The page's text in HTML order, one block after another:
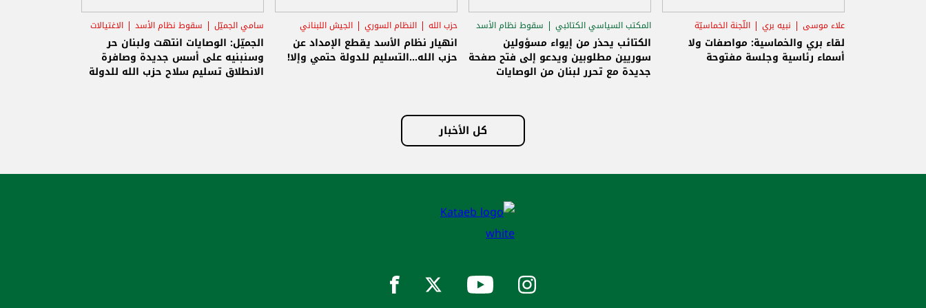
علاء موسى نبيه بري اللّجنة الخماسيّة
لقاء بري والخماسية: مواصفات ولا
أسماء رئاسية وجلسة مفتوحة
المكتب السياسي الكتائبي
سقوط نظام الأسد
الاستحقاق الرئاسي
الكتائب يحذر من إيواء مسؤولين
سوريين مطلوبين ويدعو إلى فتح صفحة
جديدة مع تحرر لبنان من الوصايات
حزب الله النظام السوري الجيش اللبناني
انهيار نظام الأسد يقطع الإمداد عن
حزب الله...التسليم للدولة حتمي وإلا!
سامي الجميّل سقوط نظام الأسد الاغتيالات
الجميّل: الوصايات انتهت ولبنان حر
وسنبنيه على أسس جديدة وصافرة
الانطلاق تسليم سلاح حزب الله للدولة
كل الأخبار